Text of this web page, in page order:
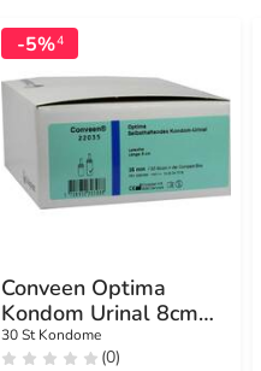
-5%4
Conveen Optima
Kondom Urinal 8cm
35mm
30 St Kondome
(0)